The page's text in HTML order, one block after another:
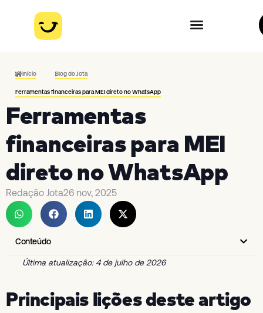
Início Blog do Jota
Ferramentas financeiras para MEI direto no WhatsApp
Ferramentas
financeiras para MEI
direto no WhatsApp
Redação Jota26 nov, 2025
Conteúdo
Última atualização: 4 de julho de 2026
Principais lições deste artigo